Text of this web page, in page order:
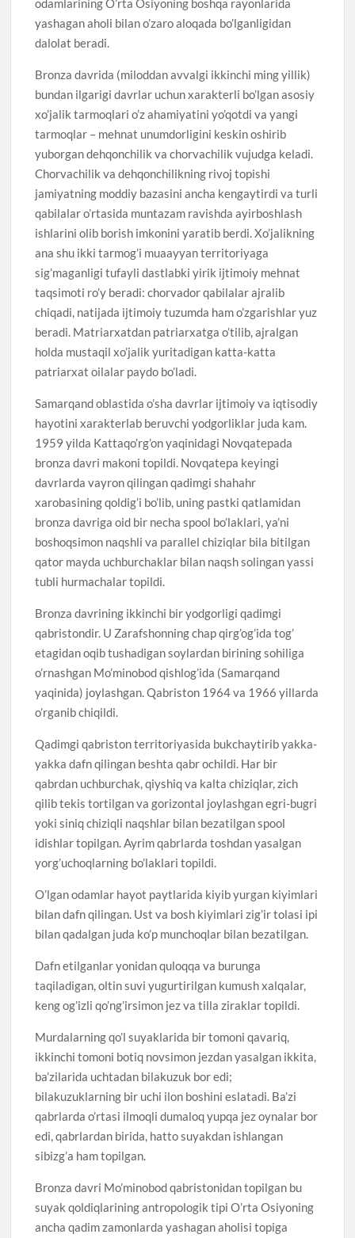
yashagan aholi bilan o’zaro aloqada bo’lganligidan
dalolat beradi.
Bronza davrida (miloddan avvalgi ikkinchi ming yillik)
bundan ilgarigi davrlar uchun xarakterli bo’lgan asosiy
xo’jalik tarmoqlari o’z ahamiyatini yo’qotdi va yangi
tarmoqlar – mehnat unumdorligini keskin oshirib
yuborgan dehqonchilik va chorvachilik vujudga keladi.
Chorvachilik va dehqonchilikning rivoj topishi
jamiyatning moddiy bazasini ancha kengaytirdi va turli
qabilalar o’rtasida muntazam ravishda ayirboshlash
ishlarini olib borish imkonini yaratib berdi. Xo’jalikning
ana shu ikki tarmog’i muaayyan territoriyaga
sig’maganligi tufayli dastlabki yirik ijtimoiy mehnat
taqsimoti ro’y beradi: chorvador qabilalar ajralib
chiqadi, natijada ijtimoiy tuzumda ham o’zgarishlar yuz
beradi. Matriarxatdan patriarxatga o’tilib, ajralgan
holda mustaqil xo’jalik yuritadigan katta-katta
patriarxat oilalar paydo bo’ladi.
Samarqand oblastida o’sha davrlar ijtimoiy va iqtisodiy
hayotini xarakterlab beruvchi yodgorliklar juda kam.
1959 yilda Kattaqo’rg’on yaqinidagi Novqatepada
bronza davri makoni topildi. Novqatepa keyingi
davrlarda vayron qilingan qadimgi shahahr
xarobasining qoldig’i bo’lib, uning pastki qatlamidan
bronza davriga oid bir necha spool bo’laklari, ya’ni
boshoqsimon naqshli va parallel chiziqlar bila bitilgan
qator mayda uchburchaklar bilan naqsh solingan yassi
tubli hurmachalar topildi.
Bronza davrining ikkinchi bir yodgorligi qadimgi
qabristondir. U Zarafshonning chap qirg’og’ida tog’
etagidan oqib tushadigan soylardan birining sohiliga
o’rnashgan Mo’minobod qishlog’ida (Samarqand
yaqinida) joylashgan. Qabriston 1964 va 1966 yillarda
o’rganib chiqildi.
Qadimgi qabriston territoriyasida bukchaytirib yakka-
yakka dafn qilingan beshta qabr ochildi. Har bir
qabrdan uchburchak, qiyshiq va kalta chiziqlar, zich
qilib tekis tortilgan va gorizontal joylashgan egri-bugri
yoki siniq chiziqli naqshlar bilan bezatilgan spool
idishlar topilgan. Ayrim qabrlarda toshdan yasalgan
yorg’uchoqlarning bo’laklari topildi.
O’lgan odamlar hayot paytlarida kiyib yurgan kiyimlari
bilan dafn qilingan. Ust va bosh kiyimlari zig’ir tolasi ipi
bilan qadalgan juda ko’p munchoqlar bilan bezatilgan.
Dafn etilganlar yonidan quloqqa va burunga
taqiladigan, oltin suvi yugurtirilgan kumush xalqalar,
keng og’izli qo’ng’irsimon jez va tilla ziraklar topildi.
Murdalarning qo’l suyaklarida bir tomoni qavariq,
ikkinchi tomoni botiq novsimon jezdan yasalgan ikkita,
ba’zilarida uchtadan bilakuzuk bor edi;
bilakuzuklarning bir uchi ilon boshini eslatadi. Ba’zi
qabrlarda o’rtasi ilmoqli dumaloq yupqa jez oynalar bor
edi, qabrlardan birida, hatto suyakdan ishlangan
sibizg’a ham topilgan.
Bronza davri Mo’minobod qabristonidan topilgan bu
suyak qoldiqlarining antropologik tipi O’rta Osiyoning
ancha qadim zamonlarda yashagan aholisi topiga